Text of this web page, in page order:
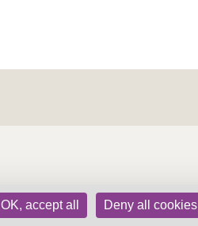
OK, accept all Deny all cookies